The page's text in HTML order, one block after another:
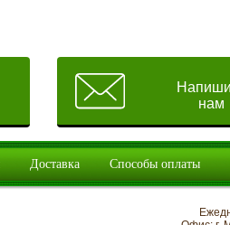
нам
Доставка Способы оплаты